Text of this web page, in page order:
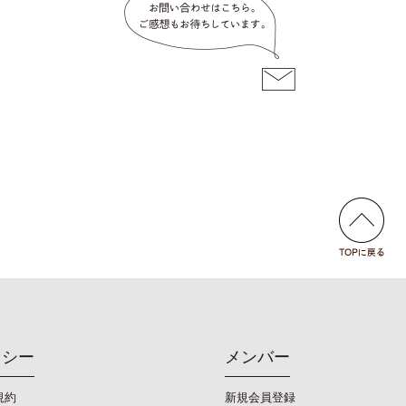
ー
約
メンバー
新規会員登録